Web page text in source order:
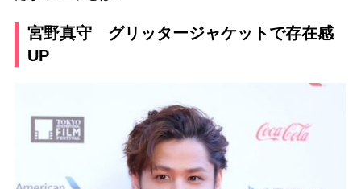
宮野真守 グリッタージャケットで存在感
UP